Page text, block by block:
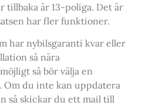
tillbaka är 13-poliga. Det är
har fler funktioner.
har nybilsgaranti kvar eller
så nära
så bör välja en
Om du inte kan uppdatera
så skickar du ett mail till